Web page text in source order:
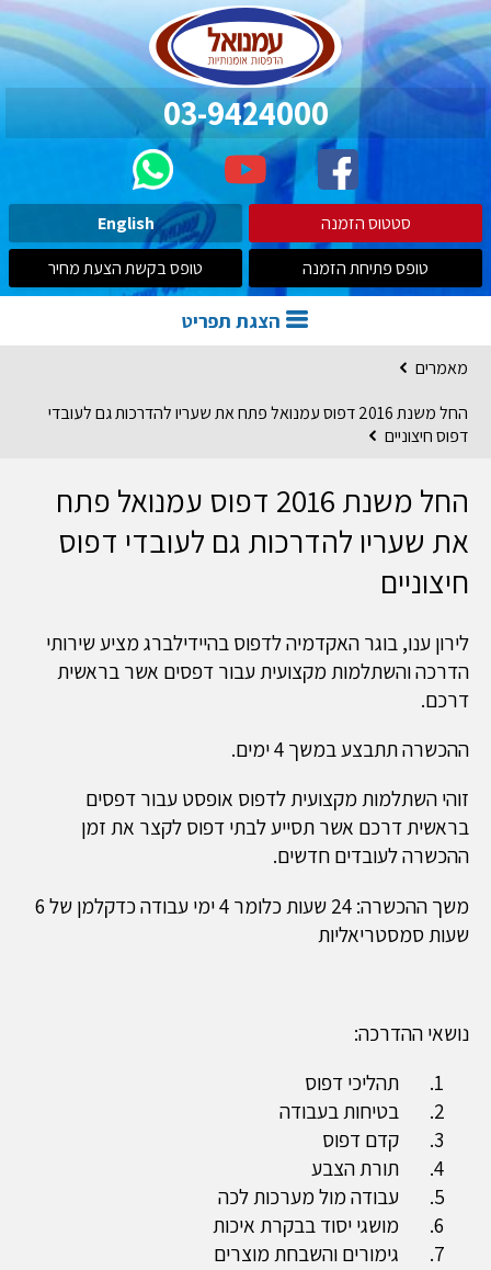
03-9424000
סטטוס הזמנה
English
טופס פתיחת הזמנה
טופס בקשת הצעת מחיר
מאמרים
החל משנת 2016 דפוס עמנואל פתח את שעריו להדרכות גם לעובדי
דפוס חיצוניים
החל משנת 2016 דפוס עמנואל פתח
את שעריו להדרכות גם לעובדי דפוס
חיצוניים
לירון ענו, בוגר האקדמיה לדפוס בהיידילברג מציע שירותי
הדרכה והשתלמות מקצועית עבור דפסים אשר בראשית
דרכם.
ההכשרה תתבצע במשך 4 ימים.
זוהי השתלמות מקצועית לדפוס אופסט עבור דפסים
בראשית דרכם אשר תסייע לבתי דפוס לקצר את זמן
ההכשרה לעובדים חדשים.
משך ההכשרה: 24 שעות כלומר 4 ימי עבודה כדקלמן של 6
שעות סמסטריאליות
נושאי ההדרכה:
תהליכי דפוס
בטיחות בעבודה
קדם דפוס
תורת הצבע
עבודה מול מערכות לכה
מושגי יסוד בבקרת איכות
גימורים והשבחת מוצרים